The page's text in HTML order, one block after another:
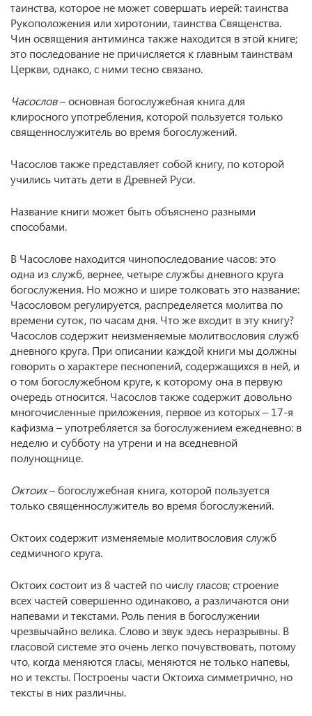
таинства, которое не может совершать иерей: таинства
Рукоположения или хиротонии, таинства Священства.
Чин освящения антиминса также находится в этой книге;
это последование не причисляется к главным таинствам
Церкви, однако, с ними тесно связано.
Часослов– основная богослужебная книга для
клиросного употребления, которой пользуется только
священнослужитель во время богослужений.
Часослов также представляет собой книгу, по которой
учились читать дети в Древней Руси.
Название книги может быть объяснено разными
способами.
В Часослове находится чинопоследование часов: это
одна из служб, вернее, четыре службы дневного круга
богослужения. Но можно и шире толковать это название:
Часословом регулируется, распределяется молитва по
времени суток, по часам дня. Что же входит в эту книгу?
Часослов содержит неизменяемые молитвословия служб
дневного круга. При описании каждой книги мы должны
говорить о характере песнопений, содержащихся в ней, и
о том богослужебном круге, к которому она в первую
очередь относится. Часослов также содержит довольно
многочисленные приложения, первое из которых – 17-я
кафизма – употребляется за богослужением ежедневно: в
неделю и субботу на утрени и на вседневной
полунощнице.
Октоих– богослужебная книга, которой пользуется
только священнослужитель во время богослужений.
Октоих содержит изменяемые молитвословия служб
седмичного круга.
Октоих состоит из 8 частей по числу гласов; строение
всех частей совершенно одинаково, а различаются они
напевами и текстами. Роль пения в богослужении
чрезвычайно велика. Слово и звук здесь неразрывны. В
гласовой системе это очень легко почувствовать, потому
что, когда меняются гласы, меняются не только напевы,
но и тексты. Построены части Октоиха симметрично, но
тексты в них различны.